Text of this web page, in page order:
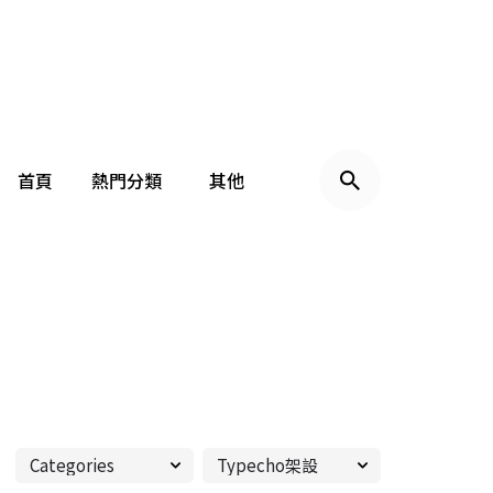
首頁 熱門分類 其他